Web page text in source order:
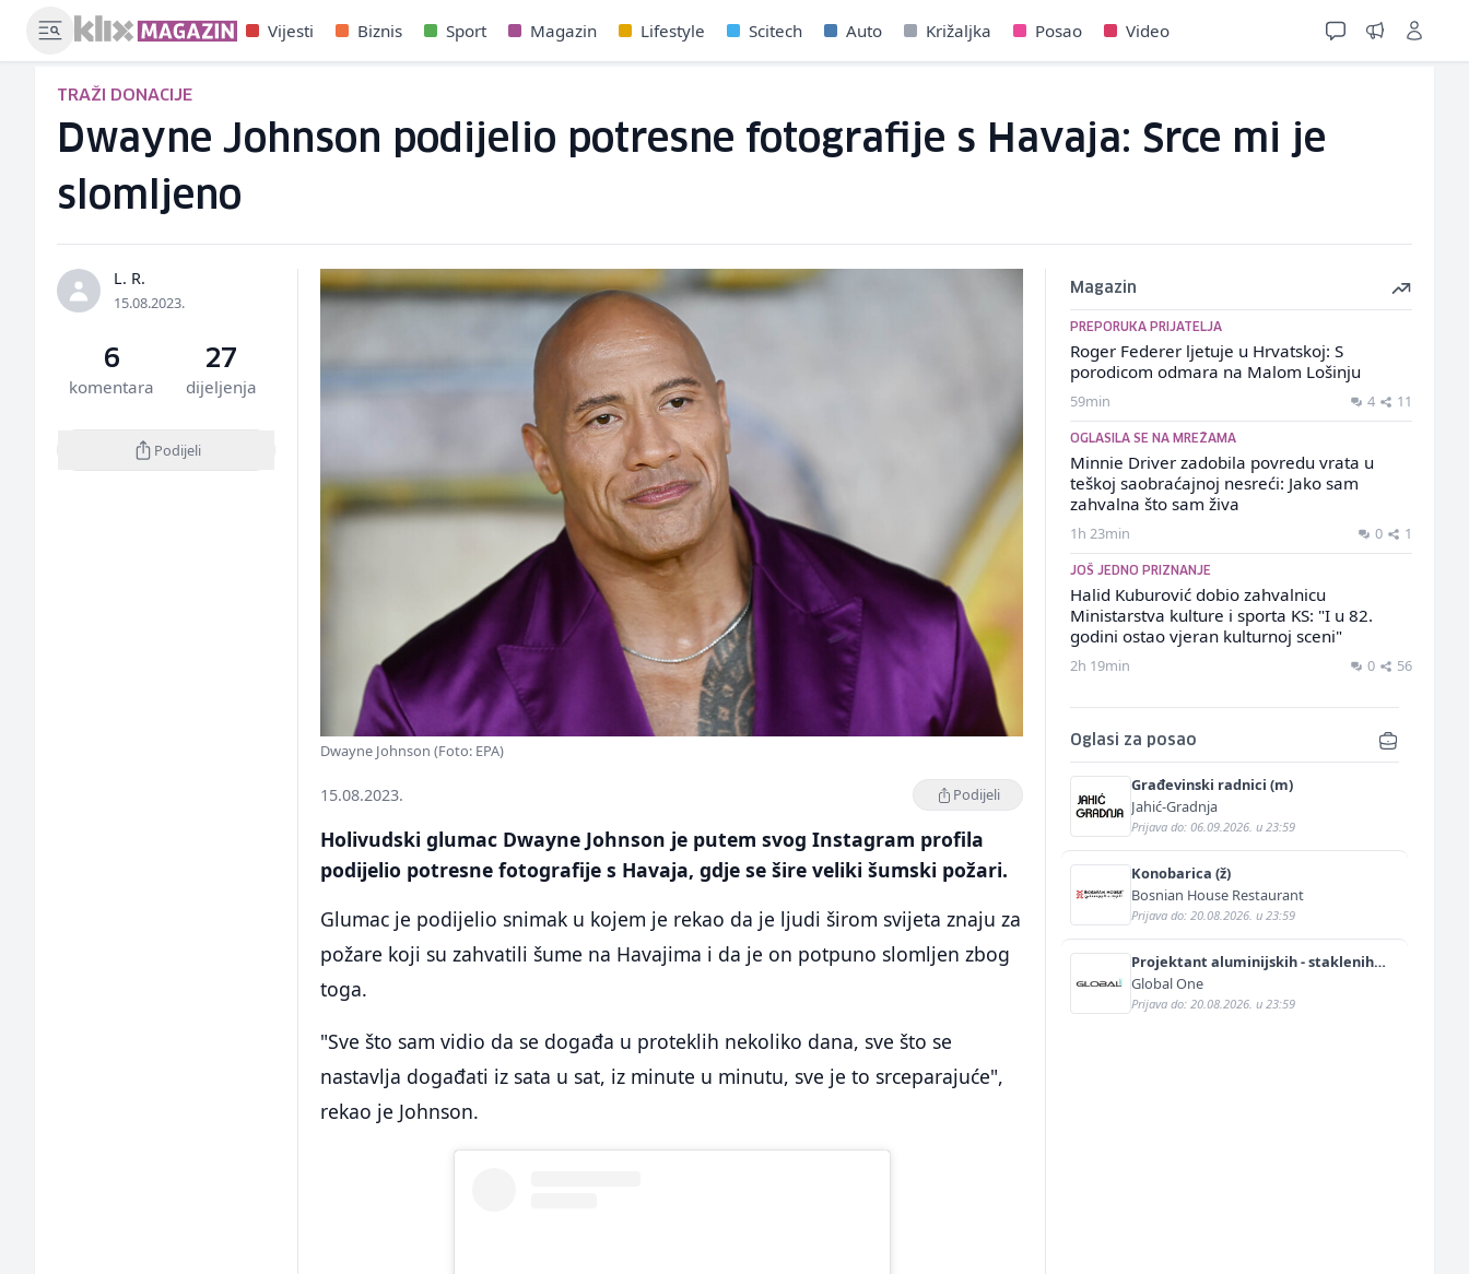
Vijesti Biznis Sport Magazin Lifestyle Scitech Auto Križaljka Posao Video
TRAŽI DONACIJE
Dwayne Johnson podijelio potresne fotografije s Havaja: Srce mi je
slomljeno
L. R.
15.08.2023.
6
komentara
27
dijeljenja
Podijeli
Dwayne Johnson (Foto: EPA)
15.08.2023. Podijeli
Holivudski glumac Dwayne Johnson je putem svog Instagram profila
podijelio potresne fotografije s Havaja, gdje se šire veliki šumski požari.
Glumac je podijelio snimak u kojem je rekao da je ljudi širom svijeta znaju za
požare koji su zahvatili šume na Havajima i da je on potpuno slomljen zbog
toga.
"Sve što sam vidio da se događa u proteklih nekoliko dana, sve što se
nastavlja događati iz sata u sat, iz minute u minutu, sve je to srceparajuće",
rekao je Johnson.
Magazin
PREPORUKA PRIJATELJA
Roger Federer ljetuje u Hrvatskoj: S
porodicom odmara na Malom Lošinju
59min 4 11
OGLASILA SE NA MREŽAMA
Minnie Driver zadobila povredu vrata u
teškoj saobraćajnoj nesreći: Jako sam
zahvalna što sam živa
1h 23min 0 1
JOŠ JEDNO PRIZNANJE
Halid Kuburović dobio zahvalnicu
Ministarstva kulture i sporta KS: "I u 82.
godini ostao vjeran kulturnoj sceni"
2h 19min 0 56
Oglasi za posao
Građevinski radnici (m)
Jahić-Gradnja
Prijava do: 06.09.2026. u 23:59
Konobarica (ž)
Bosnian House Restaurant
Prijava do: 20.08.2026. u 23:59
Projektant aluminijskih - staklenih
fasada (m/ž)
Global One
Prijava do: 20.08.2026. u 23:59